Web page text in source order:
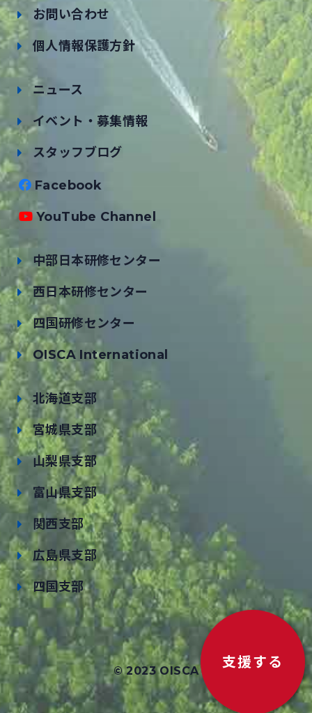
支援する
お問い合わせ
個人情報保護方針
ニュース
イベント・募集情報
スタッフブログ
Facebook
YouTube Channel
中部日本研修センター
西日本研修センター
四国研修センター
OISCA International
北海道支部
宮城県支部
山梨県支部
富山県支部
関西支部
広島県支部
四国支部
© 2023 OISCA